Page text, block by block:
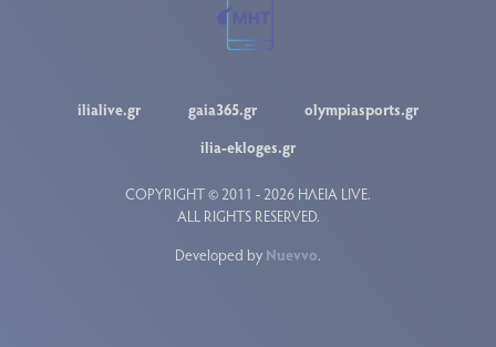
ilialive.gr gaia365.gr
olympiasports.gr
ilia-ekloges.gr
COPYRIGHT © 2011 - 2026 ΗΛΕΙΑ LIVE.
ALL RIGHTS RESERVED.
Developed by Nuevvo.